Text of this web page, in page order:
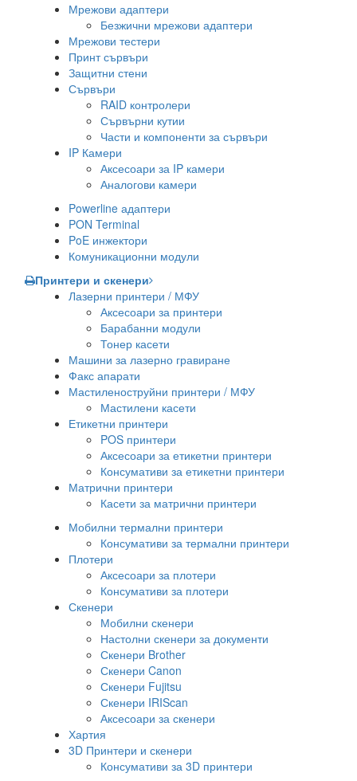
Мрежови адаптери
Безжични мрежови адаптери
Мрежови тестери
Принт сървъри
Защитни стени
Сървъри
RAID контролери
Сървърни кутии
Части и компоненти за сървъри
IP Камери
Аксесоари за IP камери
Аналогови камери
Powerline адаптери
PON Terminal
PoE инжектори
Комуникационни модули
Принтери и скенери
Лазерни принтери / МФУ
Аксесоари за принтери
Барабанни модули
Тонер касети
Машини за лазерно гравиране
Факс апарати
Мастиленоструйни принтери / МФУ
Мастилени касети
Етикетни принтери
POS принтери
Аксесоари за етикетни принтери
Консумативи за етикетни принтери
Матрични принтери
Касети за матрични принтери
Мобилни термални принтери
Консумативи за термални принтери
Плотери
Аксесоари за плотери
Консумативи за плотери
Скенери
Мобилни скенери
Настолни скенери за документи
Скенери Brother
Скенери Canon
Скенери Fujitsu
Скенери IRIScan
Аксесоари за скенери
Хартия
3D Принтери и скенери
Консумативи за 3D принтери